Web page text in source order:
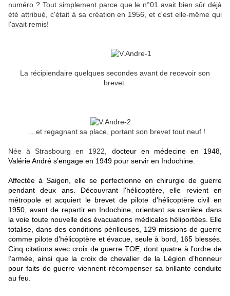
numéro ? Tout simplement parce que le n°01 avait bien sûr déjà
été attribué, c'était à sa création en 1956, et c'est elle-même qui
l'avait remis!
La récipiendaire quelques secondes avant de recevoir son
brevet.
… et regagnant sa place, portant son brevet tout neuf !
Née à Strasbourg en 1922, docteur en médecine en 1948,
Valérie André s’engage en 1949 pour servir en Indochine.
Affectée à Saigon, elle se perfectionne en chirurgie de guerre
pendant deux ans. Découvrant l'hélicoptère, elle revient en
métropole et acquiert le brevet de pilote d’hélicoptère civil en
1950, avant de repartir en Indochine, orientant sa carrière dans
la voie toute nouvelle des évacuations médicales héliportées. Elle
totalise, dans des conditions périlleuses, 129 missions de guerre
comme pilote d’hélicoptère et évacue, seule à bord, 165 blessés.
Cinq citations avec croix de guerre TOE, dont quatre à l’ordre de
l’armée, ainsi que la croix de chevalier de la Légion d’honneur
pour faits de guerre viennent récompenser sa brillante conduite
au feu.